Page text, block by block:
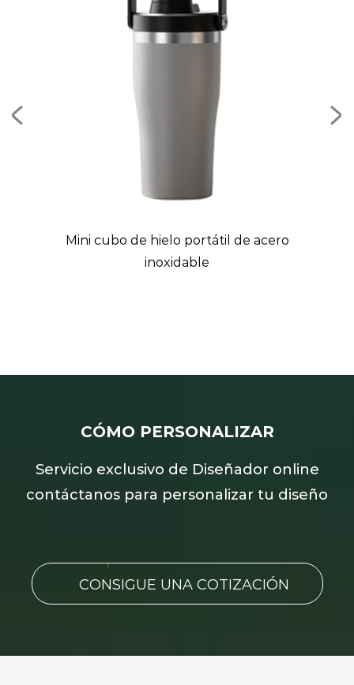
Mini cubo de hielo portátil de acero
inoxidable
CÓMO PERSONALIZAR
Servicio exclusivo de Diseñador online
contáctanos para personalizar tu diseño
CONSIGUE UNA COTIZACIÓN